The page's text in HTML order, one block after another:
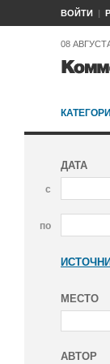
ВОЙТИ
08
ДАТА
с
по
МЕСТО
АВТОР